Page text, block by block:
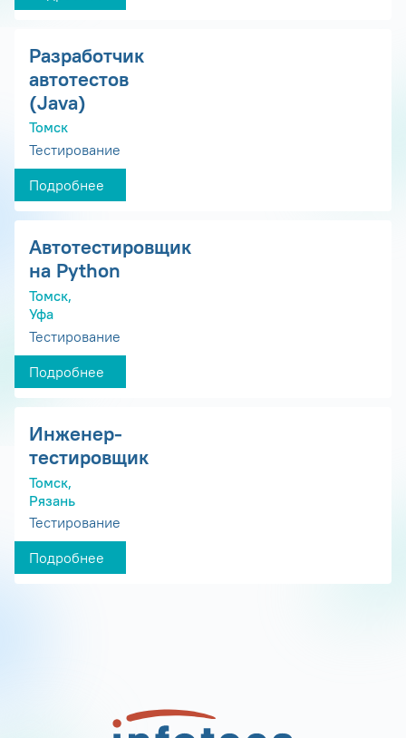
Разработчик
автотестов
(Java)
Томск
Тестирование
Подробнее
Автотестировщик
на Python
Томск,
Уфа
Тестирование
Подробнее
Инженер-
тестировщик
Томск,
Рязань
Тестирование
Подробнее